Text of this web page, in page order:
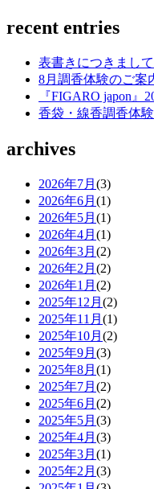
recent entries
表書きにつきまして
8月調香体験のご案
『FIGARO japon』
香袋・線香調香体
archives
2026年7月 (3)
2026年6月 (1)
2026年5月 (1)
2026年4月 (1)
2026年3月 (2)
2026年2月 (2)
2026年1月 (2)
2025年12月 (2)
2025年11月 (1)
2025年10月 (2)
2025年9月 (3)
2025年8月 (1)
2025年7月 (2)
2025年6月 (2)
2025年5月 (3)
2025年4月 (3)
2025年3月 (1)
2025年2月 (3)